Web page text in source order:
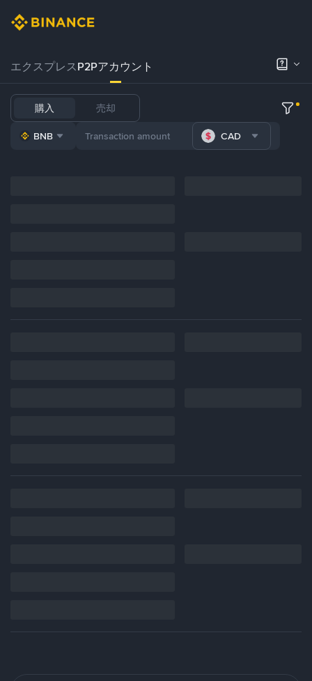
エクスプレスP2Pアカウント
購入 売却
BNB CAD